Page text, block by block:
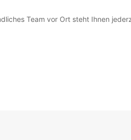
Team vor Ort steht Ihnen